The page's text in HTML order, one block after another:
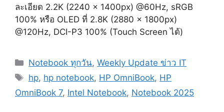
ละเอียด 2.2K (2240 x 1400px) @60Hz, sRGB
100% หรือ OLED ที่ 2.8K (2880 x 1800px)
@120Hz, DCI-P3 100% (Touch Screen ได้)
Categories
Notebook ทุกวัน,Weekly Update ข่าว IT
Tags
hp, hp notebook, HP OmniBook, HP
OmniBook 7, Intel Notebook, Notebook 2025